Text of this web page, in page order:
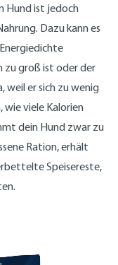
Hund ist jedoch
Dazu kann es
groß ist oder der
weil er sich zu wenig
viele Kalorien
dein Hund zwar zu
Ration, erhält
Speisereste,